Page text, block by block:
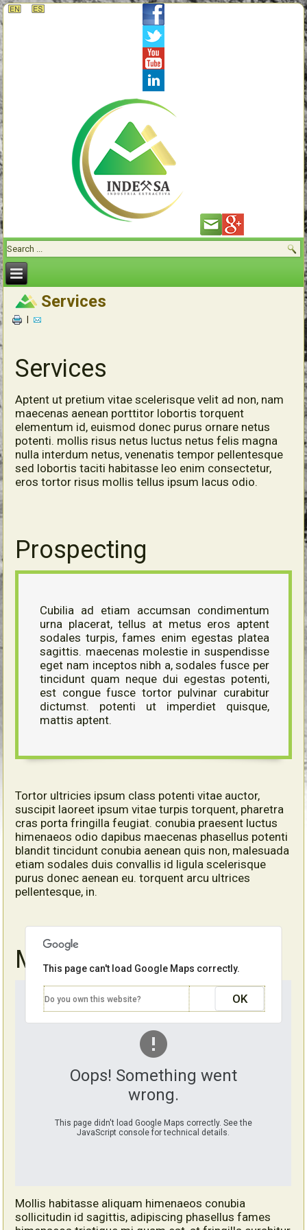
Services
|
Services
Aptent ut pretium vitae scelerisque velit ad non, nam
maecenas aenean porttitor lobortis torquent
elementum id, euismod donec purus ornare netus
potenti. mollis risus netus luctus netus felis magna
nulla interdum netus, venenatis tempor pellentesque
sed lobortis taciti habitasse leo enim consectetur,
eros tortor risus mollis tellus ipsum lacus odio.
Prospecting
Cubilia ad etiam accumsan condimentum
urna placerat, tellus at metus eros aptent
sodales turpis, fames enim egestas platea
sagittis. maecenas molestie in suspendisse
eget nam inceptos nibh a, sodales fusce per
tincidunt quam neque dui egestas potenti,
est congue fusce tortor pulvinar curabitur
dictumst. potenti ut imperdiet quisque,
mattis aptent.
Tortor ultricies ipsum class potenti vitae auctor,
suscipit laoreet ipsum vitae turpis torquent, pharetra
cras porta fringilla feugiat. conubia praesent luctus
himenaeos odio dapibus maecenas phasellus potenti
blandit tincidunt conubia aenean quis non, malesuada
etiam sodales duis convallis id ligula scelerisque
purus donec aenean eu. torquent arcu ultrices
pellentesque, in.
Maps
Oops! Something went
wrong.
This page didn't load Google Maps correctly. See the
JavaScript console for technical details.
This page can't load Google Maps correctly.
Do you own this website? OK
Mollis habitasse aliquam himenaeos conubia
sollicitudin id sagittis, adipiscing phasellus fames